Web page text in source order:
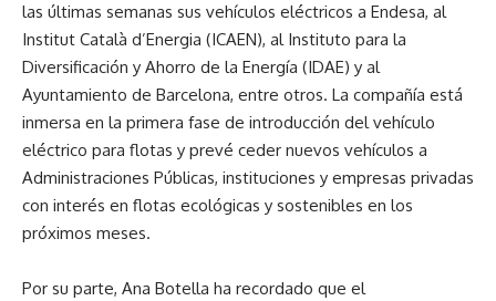
las últimas semanas sus vehículos eléctricos a Endesa, al
Institut Català d’Energia (ICAEN), al Instituto para la
Diversificación y Ahorro de la Energía (IDAE) y al
Ayuntamiento de Barcelona, entre otros. La compañía está
inmersa en la primera fase de introducción del vehículo
eléctrico para flotas y prevé ceder nuevos vehículos a
Administraciones Públicas, instituciones y empresas privadas
con interés en flotas ecológicas y sostenibles en los
próximos meses.
Por su parte, Ana Botella ha recordado que el